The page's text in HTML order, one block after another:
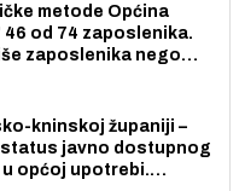
metode Općina
46 od 74 zaposlenika.
zaposlenika nego
kninskoj županiji –
status javno dostupnog
općoj upotrebi.